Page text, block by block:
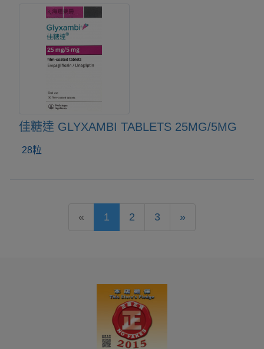
佳糖達 GLYXAMBI TABLETS 25MG/5MG
28粒
« 1 2 3 »